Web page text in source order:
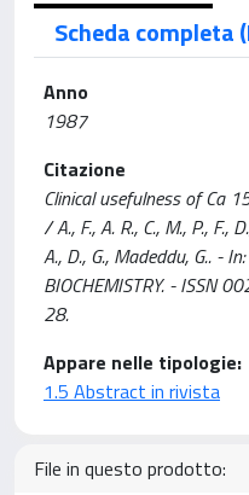
Scheda completa
Anno
1987
Citazione
Clinical usefulness of Ca
/ A., F., A. R., C., M., P., F.,
A., D., G., Madeddu, G.. -
BIOCHEMISTRY. - ISSN
28.
Appare nelle tipologie:
1.5 Abstract in rivista
File in questo prodotto: